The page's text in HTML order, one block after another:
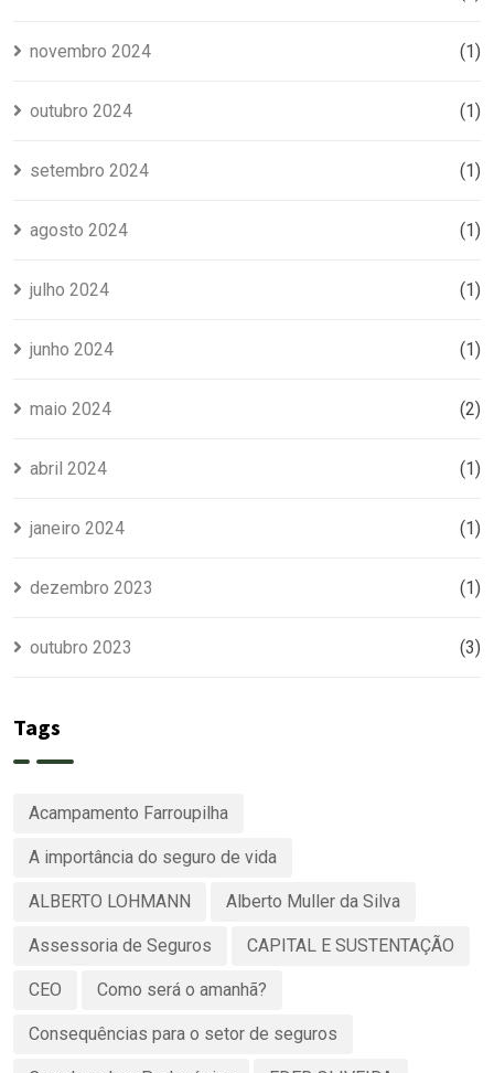
novembro 2024 (1)
outubro 2024 (1)
setembro 2024 (1)
agosto 2024 (1)
julho 2024 (1)
junho 2024 (1)
maio 2024 (2)
abril 2024 (1)
janeiro 2024 (1)
dezembro 2023 (1)
outubro 2023 (3)
Tags
Acampamento Farroupilha
A importância do seguro de vida
ALBERTO LOHMANN Alberto Muller da Silva
Assessoria de Seguros CAPITAL E SUSTENTAÇÃO
CEO Como será o amanhã?
Consequências para o setor de seguros